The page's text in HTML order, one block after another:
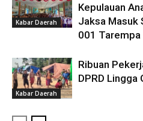
Kabar Daerah
Kepulauan
Jaksa Masuk
001 Tarempa
Kabar Daerah
Ribuan
DPRD Lingga